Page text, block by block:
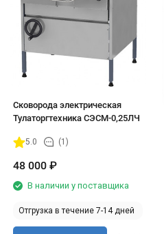
Сковорода электрическая
Тулаторгтехника СЭСМ-0,25ЛЧ
5.0 (1)
48 000 ₽
В наличии у поставщика
Отгрузка в течение 7-14 дней